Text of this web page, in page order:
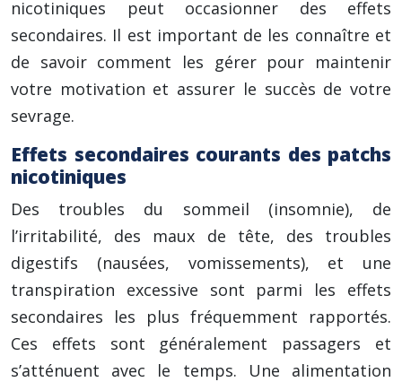
nicotiniques peut occasionner des effets
secondaires. Il est important de les connaître et
de savoir comment les gérer pour maintenir
votre motivation et assurer le succès de votre
sevrage.
Effets secondaires courants des patchs
nicotiniques
Des troubles du sommeil (insomnie), de
l’irritabilité, des maux de tête, des troubles
digestifs (nausées, vomissements), et une
transpiration excessive sont parmi les effets
secondaires les plus fréquemment rapportés.
Ces effets sont généralement passagers et
s’atténuent avec le temps. Une alimentation